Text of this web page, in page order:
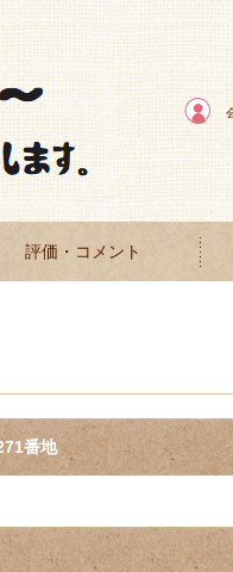
評価・コメント
番地